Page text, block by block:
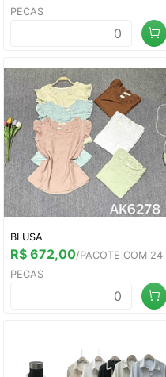
PECAS
BLUSA
R$ 672,00/PACOTE COM 24
PECAS